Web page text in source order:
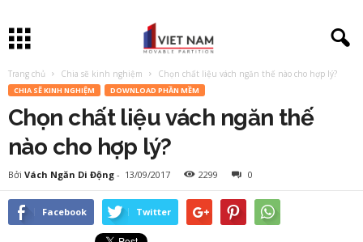
Trang chủ Chia sẽ kinh nghiệm Chọn chất liệu vách ngăn thế nào cho hợp lý?
CHIA SẼ KINH NGHIỆM DOWNLOAD PHẦN MỀM
Chọn chất liệu vách ngăn thế
nào cho hợp lý?
Bởi Vách Ngăn Di Động - 13/09/2017 2299 0
Facebook Twitter